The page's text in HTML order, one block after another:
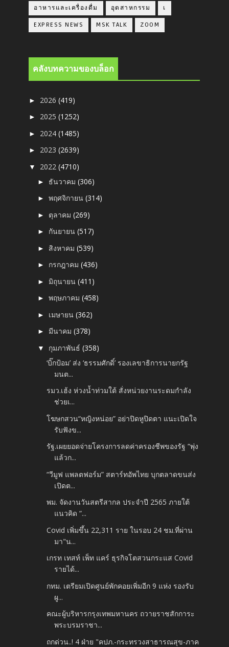
อาหารและเครื่องดื่ม อุตสาหกรรม เ
EXPRESS NEWS MSK TALK ZOOM
คลังบทความของบล็อก
► 2026(419)
► 2025(1252)
► 2024(1485)
► 2023(2639)
▼ 2022(4710)
► ธันวาคม(306)
►พฤศจิกายน(314)
► ตุลาคม(269)
► กันยายน(517)
► สิงหาคม(539)
► กรกฎาคม(436)
► มิถุนายน(411)
►พฤษภาคม(458)
► เมษายน(362)
► มีนาคม(378)
▼ กุมภาพันธ์(358)
‘บิ๊กป้อม’ ส่ง ‘ธรรมศักดิ์’ รองเลขาธิการนายกรัฐ
มนต...
รมว.เฮ้ง ห่วงน้ำท่วมใต้ สั่งหน่วยงานระดมกำลัง
ช่วยเ...
โฆษกสวน“หญิงหน่อย” อย่าปิดหูปิดตา แนะเปิดใจ
รับฟังข...
รัฐ.เผยยอดจ่ายโครงการลดค่าครองชีพของรัฐ “พุ่ง
แล้วก...
“วีมูฟ แพลตฟอร์ม” สตาร์ทอัพไทย บุกตลาดขนส่ง
เปิดต...
พม. จัดงานวันสตรีสากล ประจำปี 2565 ภายใต้
แนวคิด “...
Covid เพิ่มขึ้น 22,311 ราย ในรอบ 24 ชม.ที่ผ่าน
มา"น...
เกรท เทสท์ เพ็ท แคร์ ธุรกิจโตสวนกระแส Covid
รายได้...
กทม. เตรียมเปิดศูนย์พักคอยเพิ่มอีก 9 แห่ง รองรับ
ผู...
คณะผู้บริหารกรุงเทพมหานคร ถวายราชสักการะ
พระบรมราชา...
ถกด่วน..! 4 ฝ่าย "คปภ.-กระทรวงสาธารณสุข-ภาค